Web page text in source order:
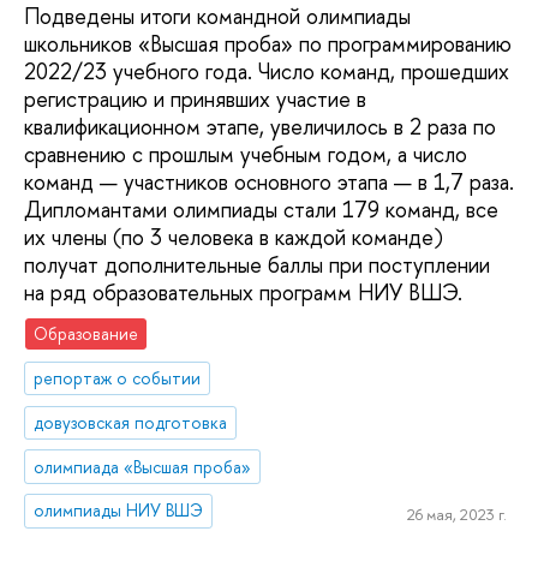
Подведены итоги командной олимпиады
школьников «Высшая проба» по программированию
2022/23 учебного года. Число команд, прошедших
регистрацию и принявших участие в
квалификационном этапе, увеличилось в 2 раза по
сравнению с прошлым учебным годом, а число
команд — участников основного этапа — в 1,7 раза.
Дипломантами олимпиады стали 179 команд, все
их члены (по 3 человека в каждой команде)
получат дополнительные баллы при поступлении
на ряд образовательных программ НИУ ВШЭ.
Образование
репортаж о событии
довузовская подготовка
олимпиада «Высшая проба»
олимпиады НИУ ВШЭ
26 мая, 2023 г.